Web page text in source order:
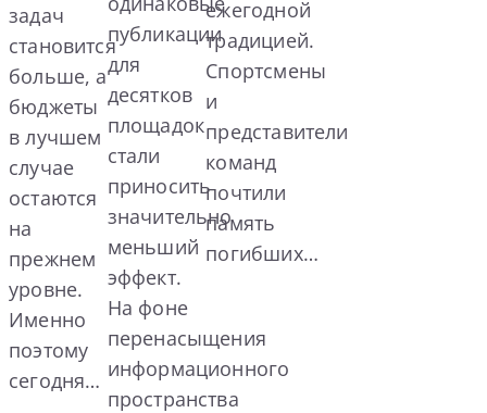
задач
становится
больше, а
бюджеты
в лучшем
случае
остаются
на
прежнем
уровне.
Именно
поэтому
сегодня…
публикации
для
десятков
площадок
стали
приносить
значительно
меньший
эффект.
На фоне
перенасыщения
информационного
пространства
ежегодной
традицией.
Спортсмены
и
представители
команд
почтили
память
погибших…